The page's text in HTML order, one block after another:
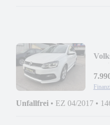
Unfallfrei • EZ 04/2017 •